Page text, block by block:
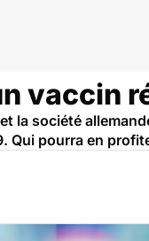
vaccin
la société
Qui pourra en